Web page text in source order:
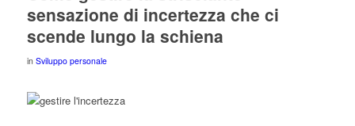
sensazione di incertezza che ci
scende lungo la schiena
in Sviluppo personale